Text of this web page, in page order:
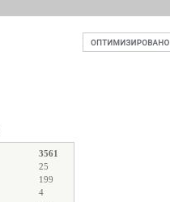
3561
25
199
4